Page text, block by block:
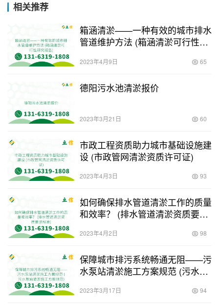
相关推荐
箱涵清淤——一种有效的城市排水
管道维护方法 (箱涵清淤可行性研
2023年4月9日 65
德阳污水池清淤报价
2023年3月21日 60
市政工程资质助力城市基础设施建
设 (市政管网清淤资质许可证)
2023年4月3日 93
如何确保排水管道清淤工作的质量
和效率？ (排水管道清淤资质要求
2023年4月2日 98
保障城市排污系统畅通无阻——污
水泵站清淤施工方案规范 (污水泵
2023年3月17日 94